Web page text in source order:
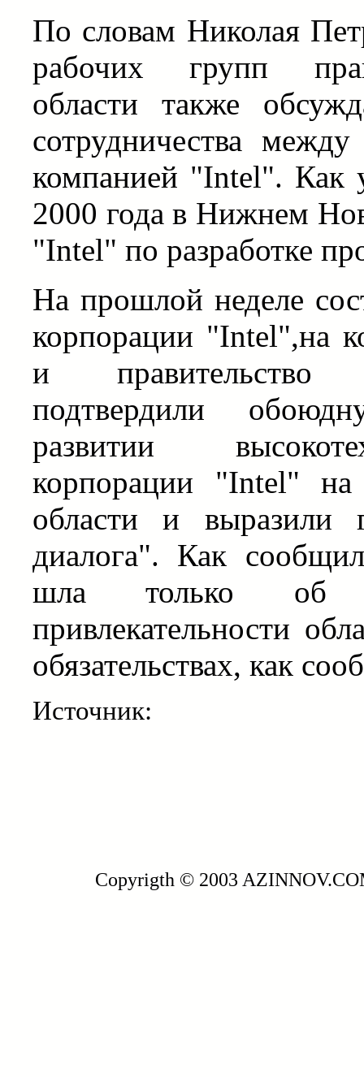
По словам Николая
рабочих групп
области также
сотрудничества
компанией "Intel". Как
2000 года в Нижнем
"Intel" по разработке
На прошлой неделе
корпорации "Intel",на
и правительство
подтвердили
развитии
корпорации "Intel" на
области и выразили
диалога". Как
шла только об
привлекательности
обязательствах, как
Источник:
Copyrigth © 2003